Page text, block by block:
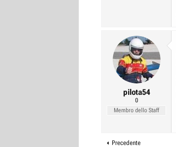
pilota54
0
Membro dello Staff
Precedente